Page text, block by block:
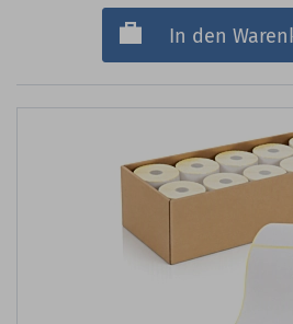
In den